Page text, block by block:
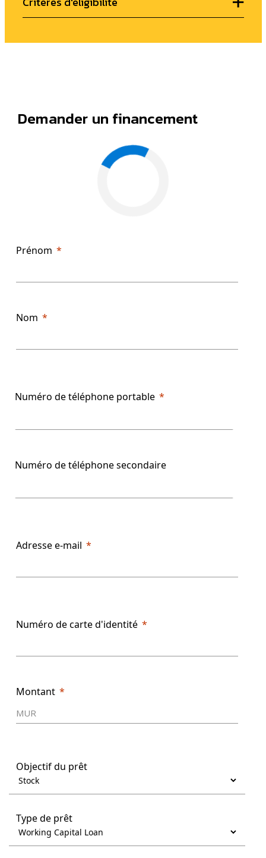
Demander un financement
Prénom
Nom
Numéro de téléphone portable
Numéro de téléphone secondaire
Adresse e-mail
Numéro de carte d'identité
Montant
Objectif du prêt
Type de prêt